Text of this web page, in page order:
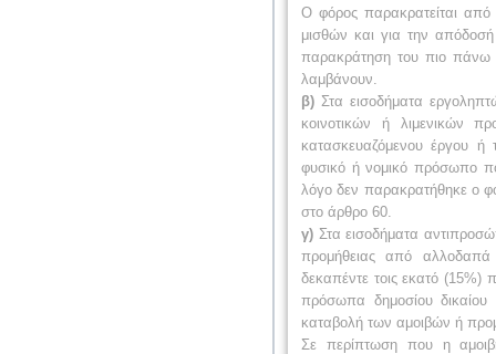
Ο φόρος παρακρατείται από
μισθών και για την
παρακράτηση του πιο πάνω
λαμβάνουν.
β) Στα εισοδήματα
κοινοτικών ή λιμενικών
κατασκευαζόμενου έργου ή
φυσικό ή νομικό πρόσωπο
λόγο δεν παρακρατήθηκε ο
στο άρθρο 60.
γ) Στα εισοδήματα
προμήθειας από αλλοδαπά
δεκαπέντε τοις εκατό (15%)
πρόσωπα δημοσίου
καταβολή των αμοιβών ή
Σε περίπτωση που η